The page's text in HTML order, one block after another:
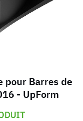
pour Barres de
- UpForm